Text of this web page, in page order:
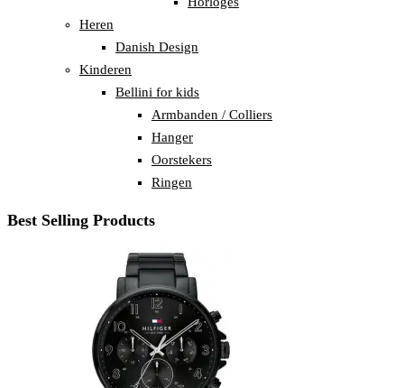
Heren
Danish Design
Kinderen
Bellini for kids
Armbanden / Colliers
Hanger
Oorstekers
Ringen
Best Selling Products